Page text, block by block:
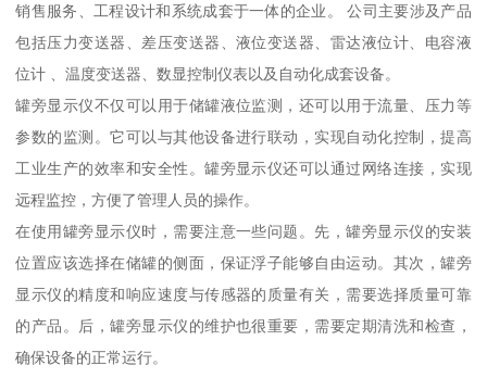
销售服务、工程设计和系统成套于一体的企业。 公司主要涉及产品
包括压力变送器、差压变送器、液位变送器、雷达液位计、电容液
位计 、温度变送器、数显控制仪表以及自动化成套设备。
罐旁显示仪不仅可以用于储罐液位监测，还可以用于流量、压力等
参数的监测。它可以与其他设备进行联动，实现自动化控制，提高
工业生产的效率和安全性。罐旁显示仪还可以通过网络连接，实现
远程监控，方便了管理人员的操作。
在使用罐旁显示仪时，需要注意一些问题。先，罐旁显示仪的安装
位置应该选择在储罐的侧面，保证浮子能够自由运动。其次，罐旁
显示仪的精度和响应速度与传感器的质量有关，需要选择质量可靠
的产品。后，罐旁显示仪的维护也很重要，需要定期清洗和检查，
确保设备的正常运行。